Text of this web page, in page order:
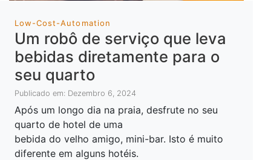
Low-Cost-Automation
Um robô de serviço que leva
bebidas diretamente para o
seu quarto
Publicado em: Dezembro 6, 2024
Após um longo dia na praia, desfrute no seu
quarto de hotel de uma
bebida do velho amigo, mini-bar. Isto é muito
diferente em alguns hotéis.